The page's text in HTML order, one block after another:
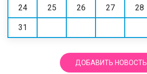
24 25 26 27 28
31
ДОБАВИТЬ НОВОСТЬ